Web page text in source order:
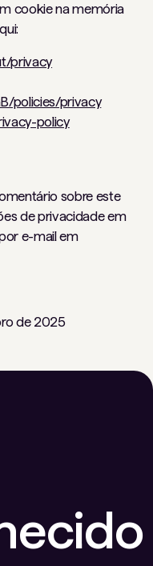
cookie na memória
privacy
policies/privacy
policy
sobre este
de privacidade em
e-mail em
de 2025